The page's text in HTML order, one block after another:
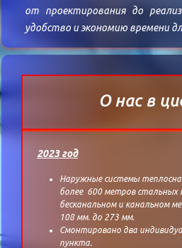
от проектирования до
удобство и экономию времени
О нас в
2023 год
Наружные системы
более 600 метров стальных
бесканальном и канальном
108 мм. до 273 мм.
Смонтировано два
пункта.